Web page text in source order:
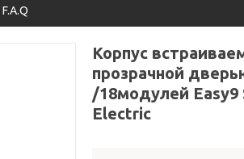
F.A.Q
Корпус
прозрачной
/18модулей Easy9
Electric